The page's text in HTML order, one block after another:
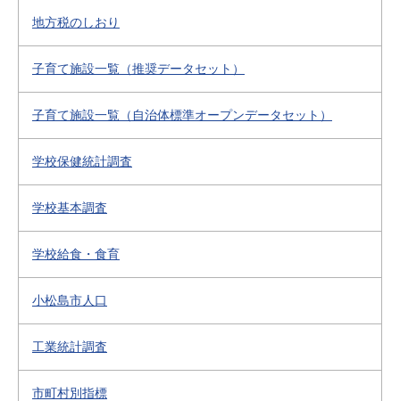
地方税のしおり
子育て施設一覧（推奨データセット）
子育て施設一覧（自治体標準オープンデータセット）
学校保健統計調査
学校基本調査
学校給食・食育
小松島市人口
工業統計調査
市町村別指標